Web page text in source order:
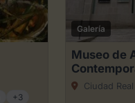
+3
Galería
Museo de
Ciudad Real